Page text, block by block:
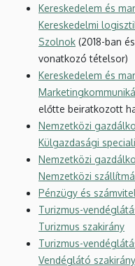
Kereskedelem és
Kereskedelmi
Szolnok (2018-ban
vonatkozó tételsor)
Kereskedelem és
előtte beiratkozott
Nemzetközi
Külgazdasági
Nemzetközi
Nemzetközi
Pénzügy és
Turizmus-
Turizmus szakirány
Turizmus-
Vendéglátó szakirány